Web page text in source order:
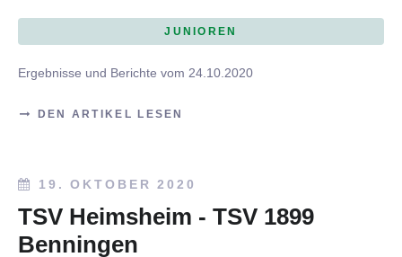
JUNIOREN
Ergebnisse und Berichte vom 24.10.2020
DEN ARTIKEL LESEN
19. OKTOBER 2020
TSV Heimsheim - TSV 1899
Benningen